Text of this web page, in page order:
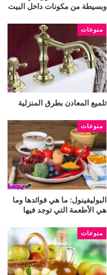
وبسيطة من مكونات داخل البيت
منوعات
تلميع المعادن بطرق المنزلية
منوعات
البوليفينول: ما هي فوائدها وما
هي الأطعمة التي توجد فيها
منوعات